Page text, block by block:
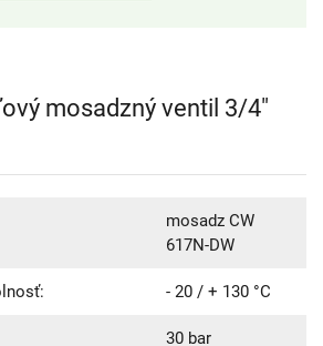
mosadzný ventil 3/4"
mosadz CW
617N-DW
- 20 / + 130 °C
30 bar